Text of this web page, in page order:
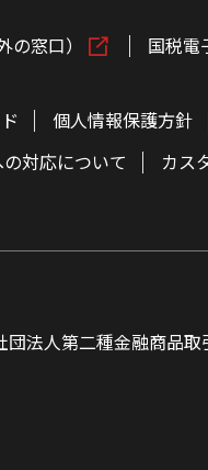
窓口） 国税電
個人情報保護方針
対応について
カス
法人第二種金融商品